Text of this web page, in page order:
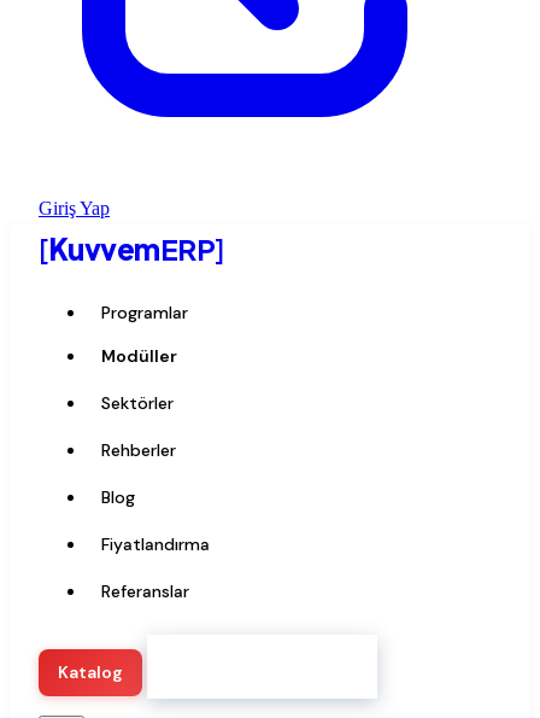
Giriş Yap
[KuvvemERP]
Programlar
Modüller
Sektörler
Rehberler
Blog
Fiyatlandırma
Referanslar
Katalog